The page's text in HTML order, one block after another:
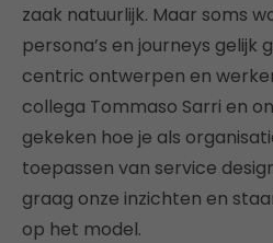
zaak natuurlijk. Maar soms
persona’s en journeys gelijk
centric ontwerpen en
collega Tommaso Sarri en
gekeken hoe je als
toepassen van service
graag onze inzichten en
op het model.